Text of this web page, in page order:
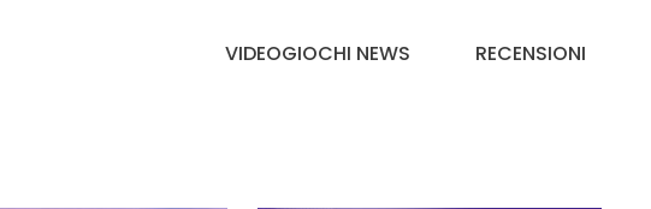
VIDEOGIOCHI NEWS RECENSIONI